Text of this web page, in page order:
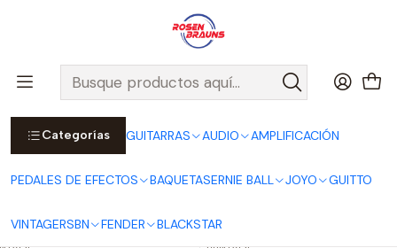
Categorías GUITARRAS AUDIO AMPLIFICACIÓN
PEDALES DE EFECTOS BAQUETASERNIE BALL JOYO GUITTO
VINTAGERSBN FENDER BLACKSTAR
Por compras sobre $25.000 en Santiago urbano, Colina o
Padre Hurtado, incluimos el despacho!
Ver Detalles
Inicio GUITARRAS
GUITARRAS
Filtros